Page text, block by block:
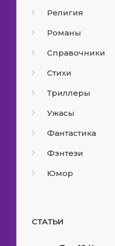
Религия
Романы
Справочники
Стихи
Триллеры
Ужасы
Фантастика
Фэнтези
Юмор
СТАТЬИ